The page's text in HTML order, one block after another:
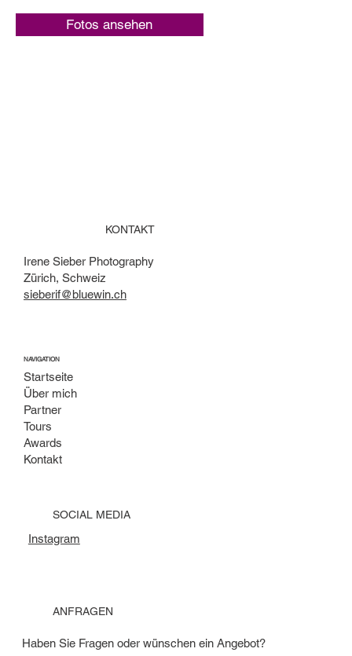
Fotos ansehen
NAVIGATION
Startseite
Über mich
Partner
Tours
Awards
Kontakt
KONTAKT
Irene Sieber Photography
Zürich, Schweiz
sieberif@bluewin.ch
SOCIAL MEDIA
Instagram
ANFRAGEN
Haben Sie Fragen oder wünschen ein Angebot?